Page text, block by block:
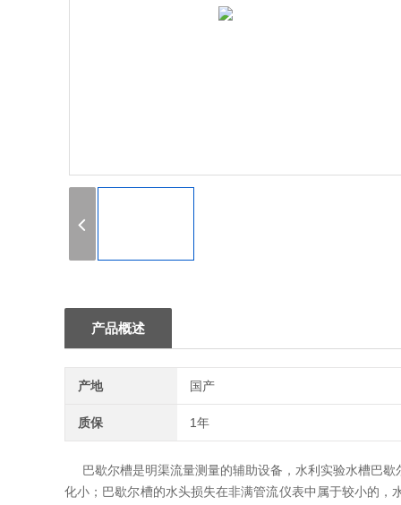
产品概述
产地 国产
质保 1年
巴歇尔槽是明渠流量测量的辅助设备，水利实验水槽巴歇
化小；巴歇尔槽的水头损失在非满管流仪表中属于较小的